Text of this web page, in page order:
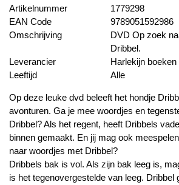
Artikelnummer
1779298
EAN Code
9789051592986
Omschrijving
DVD Op zoek
Dribbel.
Leverancier
Harlekijn boeken
Leeftijd
Alle
Op deze leuke dvd beleeft het hondje
avonturen. Ga je mee woordjes en
Dribbel? Als het regent, heeft Dribbels
binnen gemaakt. En jij mag ook
naar woordjes met Dribbel?
Dribbels bak is vol. Als zijn bak leeg is,
is het tegenovergestelde van leeg. Dribbel